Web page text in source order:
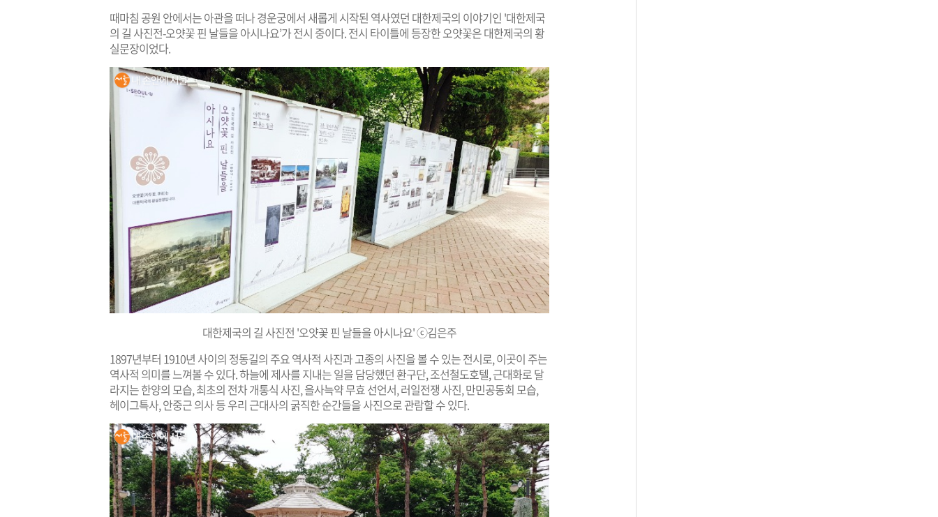
때마침 공원 안에서는 아관을 떠나 경운궁에서 새롭게 시작된 역사였던 대한제국의 이야기인 '대한제국
의 길 사진전-오얏꽃 핀 날들을 아시나요’가 전시 중이다. 전시 타이틀에 등장한 오얏꽃은 대한제국의 황
실문장이었다.
대한제국의 길 사진전 '오얏꽃 핀 날들을 아시나요' ⓒ김은주
1897년부터 1910년 사이의 정동길의 주요 역사적 사진과 고종의 사진을 볼 수 있는 전시로, 이곳이 주는
역사적 의미를 느껴볼 수 있다. 하늘에 제사를 지내는 일을 담당했던 환구단, 조선철도호텔, 근대화로 달
라지는 한양의 모습, 최초의 전차 개통식 사진, 을사늑약 무효 선언서, 러일전쟁 사진, 만민공동회 모습,
헤이그특사, 안중근 의사 등 우리 근대사의 굵직한 순간들을 사진으로 관람할 수 있다.